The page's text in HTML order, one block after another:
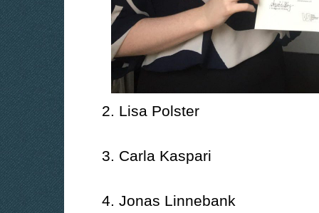
2. Lisa Polster
3. Carla Kaspari
4. Jonas Linnebank